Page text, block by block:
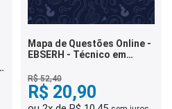
Mapa de Questões Online -
EBSERH - Técnico em
Mil Questões
R$ 52,40
R$ 20,90